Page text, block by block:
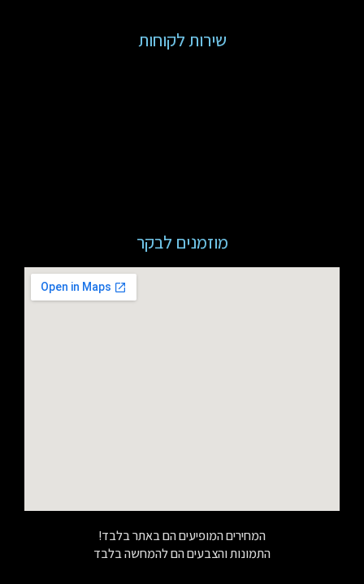
שירות לקוחות
מוזמנים לבקר
המחירים המופיעים הם באתר בלבד!
התמונות והצבעים הם להמחשה בלבד